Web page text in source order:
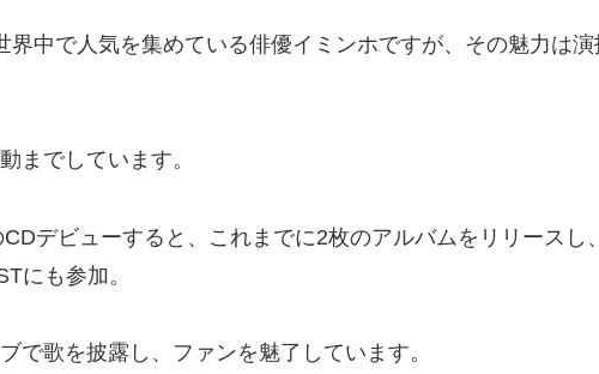
界中で人気を集めている俳優イミンホですが、その魅力は演
までしています。
デビューすると、これまでに2枚のアルバムをリリースし
にも参加。
で歌を披露し、ファンを魅了しています。